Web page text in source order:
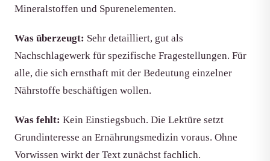
Mineralstoffen und Spurenelementen.
Was überzeugt: Sehr detailliert, gut als
Nachschlagewerk für spezifische Fragestellungen. Für
alle, die sich ernsthaft mit der Bedeutung einzelner
Nährstoffe beschäftigen wollen.
Was fehlt: Kein Einstiegsbuch. Die Lektüre setzt
Grundinteresse an Ernährungsmedizin voraus. Ohne
Vorwissen wirkt der Text zunächst fachlich.